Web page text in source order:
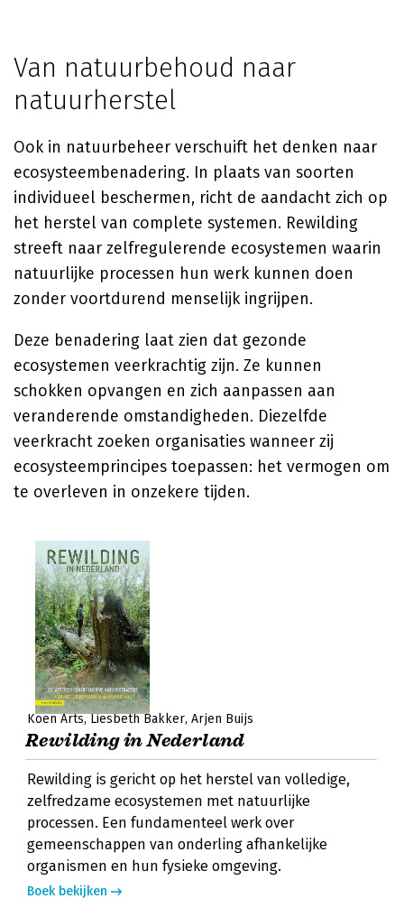
Van natuurbehoud naar
natuurherstel
Ook in natuurbeheer verschuift het denken naar
ecosysteembenadering. In plaats van soorten
individueel beschermen, richt de aandacht zich op
het herstel van complete systemen. Rewilding
streeft naar zelfregulerende ecosystemen waarin
natuurlijke processen hun werk kunnen doen
zonder voortdurend menselijk ingrijpen.
Deze benadering laat zien dat gezonde
ecosystemen veerkrachtig zijn. Ze kunnen
schokken opvangen en zich aanpassen aan
veranderende omstandigheden. Diezelfde
veerkracht zoeken organisaties wanneer zij
ecosysteemprincipes toepassen: het vermogen om
te overleven in onzekere tijden.
Koen Arts Liesbeth Bakker Arjen Buijs
Rewilding in Nederland
Rewilding is gericht op het herstel van volledige,
zelfredzame ecosystemen met natuurlijke
processen. Een fundamenteel werk over
gemeenschappen van onderling afhankelijke
organismen en hun fysieke omgeving.
Boek bekijken